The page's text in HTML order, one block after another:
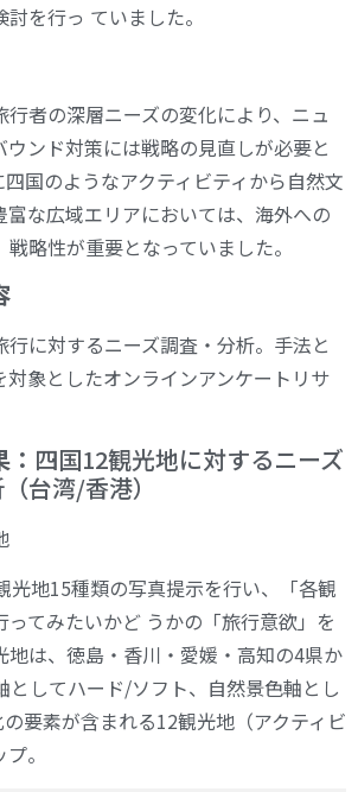
を行っ ていました。
者の深層ニーズの変化により、ニュ
ンド対策には戦略の見直しが必要と
国のようなアクティビティから自然文
な広域エリアにおいては、海外への
略性が重要となっていました。
に対するニーズ調査・分析。手法と
対象としたオンラインアンケートリサ
四国12観光地に対するニーズ
台湾/香港）
光地15種類の写真提示を行い、「各観
ってみたいかど うかの「旅行意欲」を
地は、徳島・香川・愛媛・高知の4県か
としてハード/ソフト、自然景色軸とし
要素が含まれる12観光地（アクティビ
。